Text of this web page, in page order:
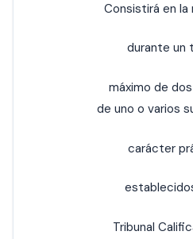
Consistirá en la
durante un
máximo de
de uno o varios
carácter
Tribunal